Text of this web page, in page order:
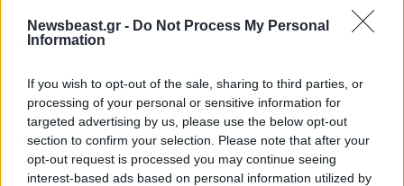
Newsbeast.gr - Do Not Process My Personal
Information
If you wish to opt-out of the sale, sharing to third parties, or
processing of your personal or sensitive information for
targeted advertising by us, please use the below opt-out
section to confirm your selection. Please note that after your
opt-out request is processed you may continue seeing
interest-based ads based on personal information utilized by
ΠΡΟΣΘΕΣΤΕ ΤΟ ΣΧΟΛΙΟ ΣΑΣ